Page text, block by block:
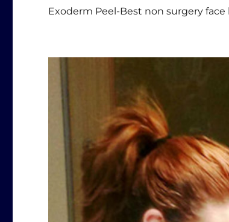
Exoderm Peel-Best non surgery face